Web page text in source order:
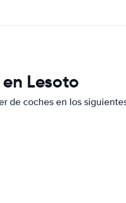
Lesoto
de coches en los